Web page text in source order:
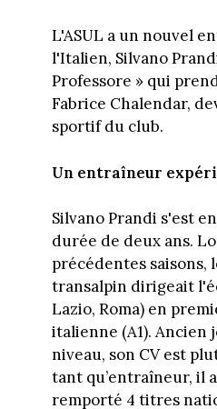
L'ASUL a un nouvel
l'Italien, Silvano
Professore » qui
Fabrice Chalendar,
sportif du club.
Un entraîneur
Silvano Prandi s'est
durée de deux ans.
précédentes saisons,
transalpin dirigeait
Lazio, Roma) en
italienne (A1). Ancien
niveau, son CV est
tant qu’entraîneur, il
remporté 4 titres